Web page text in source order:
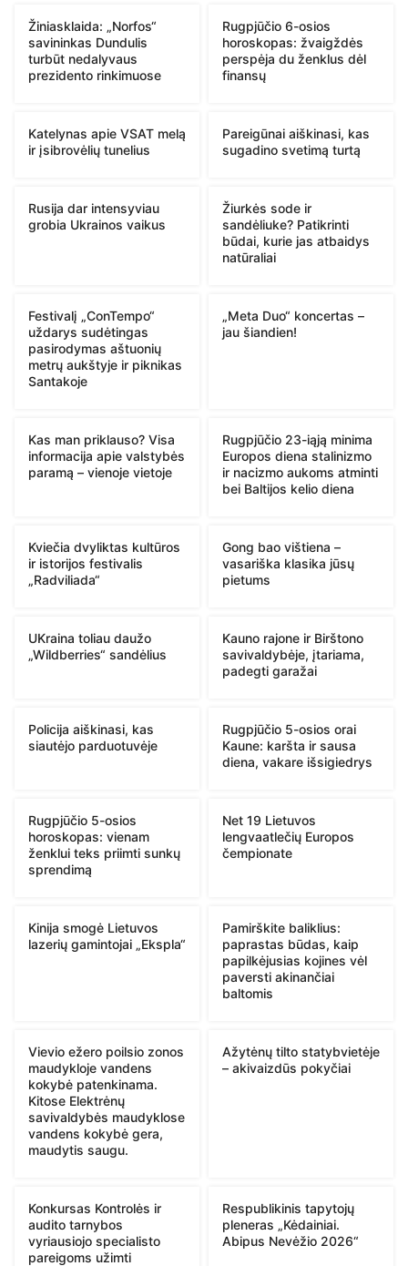
Žiniasklaida: „Norfos“
savininkas Dundulis
turbūt nedalyvaus
prezidento rinkimuose
Rugpjūčio 6-osios
horoskopas: žvaigždės
perspėja du ženklus dėl
finansų
Katelynas apie VSAT melą
ir įsibrovėlių tunelius
Pareigūnai aiškinasi, kas
sugadino svetimą turtą
Rusija dar intensyviau
grobia Ukrainos vaikus
Žiurkės sode ir
sandėliuke? Patikrinti
būdai, kurie jas atbaidys
natūraliai
Festivalį „ConTempo“
uždarys sudėtingas
pasirodymas aštuonių
metrų aukštyje ir piknikas
Santakoje
„Meta Duo“ koncertas –
jau šiandien!
Kas man priklauso? Visa
informacija apie valstybės
paramą – vienoje vietoje
Rugpjūčio 23-iąją minima
Europos diena stalinizmo
ir nacizmo aukoms atminti
bei Baltijos kelio diena
Kviečia dvyliktas kultūros
ir istorijos festivalis
„Radviliada“
Gong bao vištiena –
vasariška klasika jūsų
pietums
UKraina toliau daužo
„Wildberries“ sandėlius
Kauno rajone ir Birštono
savivaldybėje, įtariama,
padegti garažai
Policija aiškinasi, kas
siautėjo parduotuvėje
Rugpjūčio 5-osios orai
Kaune: karšta ir sausa
diena, vakare išsigiedrys
Rugpjūčio 5-osios
horoskopas: vienam
ženklui teks priimti sunkų
sprendimą
Net 19 Lietuvos
lengvaatlečių Europos
čempionate
Kinija smogė Lietuvos
lazerių gamintojai „Ekspla“
Pamirškite baliklius:
paprastas būdas, kaip
papilkėjusias kojines vėl
paversti akinančiai
baltomis
Vievio ežero poilsio zonos
maudykloje vandens
kokybė patenkinama.
Kitose Elektrėnų
savivaldybės maudyklose
vandens kokybė gera,
maudytis saugu.
Ažytėnų tilto statybvietėje
– akivaizdūs pokyčiai
Konkursas Kontrolės ir
audito tarnybos
vyriausiojo specialisto
pareigoms užimti
Respublikinis tapytojų
pleneras „Kėdainiai.
Abipus Nevėžio 2026“